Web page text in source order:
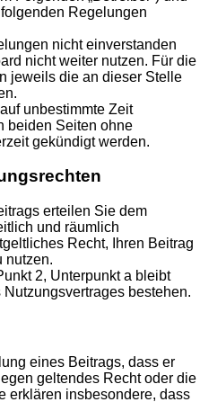
Regelungen
nicht einverstanden
nicht weiter nutzen. Für die
jeweils die an dieser Stelle
unbestimmte Zeit
beiden Seiten ohne
gekündigt werden.
erteilen Sie dem
und räumlich
Recht, Ihren Beitrag
nutzen.
2, Unterpunkt a bleibt
bestehen.
eines Beitrags, dass er
geltendes Recht oder die
erklären insbesondere, dass